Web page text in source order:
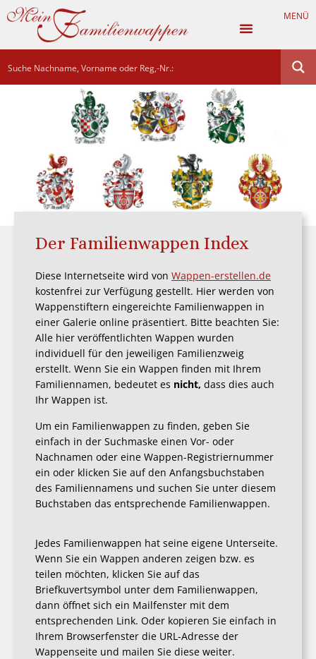
MENÜ
Der Familienwappen Index
Diese Internetseite wird von Wappen-erstellen.de
kostenfrei zur Verfügung gestellt. Hier werden von
Wappenstiftern eingereichte Familienwappen in
einer Galerie online präsentiert. Bitte beachten Sie:
Alle hier veröffentlichten Wappen wurden
individuell für den jeweiligen Familienzweig
erstellt. Wenn Sie ein Wappen finden mit Ihrem
Familiennamen, bedeutet es nicht, dass dies auch
Ihr Wappen ist.
Um ein Familienwappen zu finden, geben Sie
einfach in der Suchmaske einen Vor- oder
Nachnamen oder eine Wappen-Registriernummer
ein oder klicken Sie auf den Anfangsbuchstaben
des Familiennamens und suchen Sie unter diesem
Buchstaben das entsprechende Familienwappen.
Jedes Familienwappen hat seine eigene Unterseite.
Wenn Sie ein Wappen anderen zeigen bzw. es
teilen möchten, klicken Sie auf das
Briefkuvertsymbol unter dem Familienwappen,
dann öffnet sich ein Mailfenster mit dem
entsprechenden Link. Oder kopieren Sie einfach in
Ihrem Browserfenster die URL-Adresse der
Wappenseite und mailen Sie diese weiter.